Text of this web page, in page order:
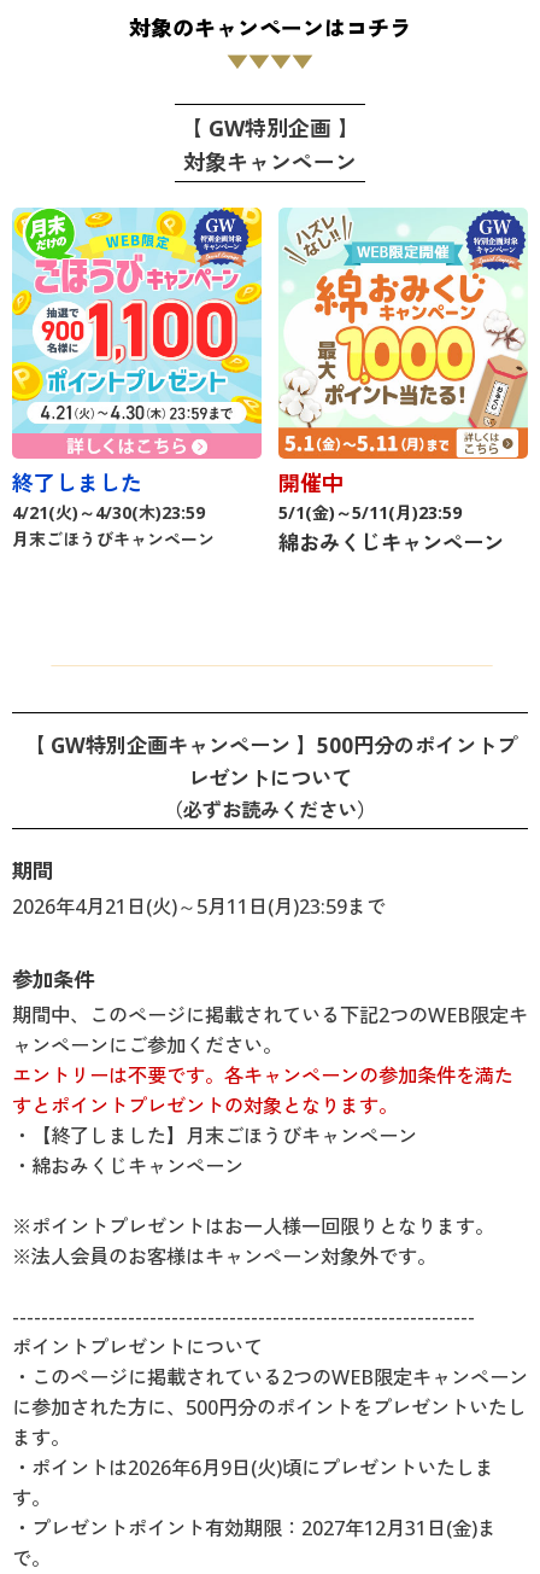
会員メニュー
お気に入り
サポート
ご利用ガイド
よくある質問とお問い合わせ
ご利用ガイド
よくある質問とお問い合わせ
対象のキャンペーンはコチラ
▼▼▼▼
【 GW特別企画 】
対象キャンペーン
終了しました
4/21(火)～4/30(木)23:59
月末ごほうびキャンペーン
開催中
5/1(金)～5/11(月)23:59
綿おみくじキャンペーン
【 GW特別企画キャンペーン 】500円分のポイントプ
レゼントについて
（必ずお読みください）
期間
2026年4月21日(火)～5月11日(月)23:59まで
参加条件
期間中、このページに掲載されている下記2つのWEB限定キ
ャンペーンにご参加ください。
エントリーは不要です。各キャンペーンの参加条件を満た
すとポイントプレゼントの対象となります。
・【終了しました】月末ごほうびキャンペーン
・綿おみくじキャンペーン
※ポイントプレゼントはお一人様一回限りとなります。
※法人会員のお客様はキャンペーン対象外です。
----------------------------------------------------------------
ポイントプレゼントについて
・このページに掲載されている2つのWEB限定キャンペーン
に参加された方に、500円分のポイントをプレゼントいたし
ます。
・ポイントは2026年6月9日(火)頃にプレゼントいたしま
す。
・プレゼントポイント有効期限：2027年12月31日(金)ま
で。